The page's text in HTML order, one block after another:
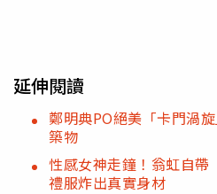
延伸閱讀
鄭明典PO絕美「卡門渦
築物
性感女神走鐘！翁虹自
禮服炸出真實身材